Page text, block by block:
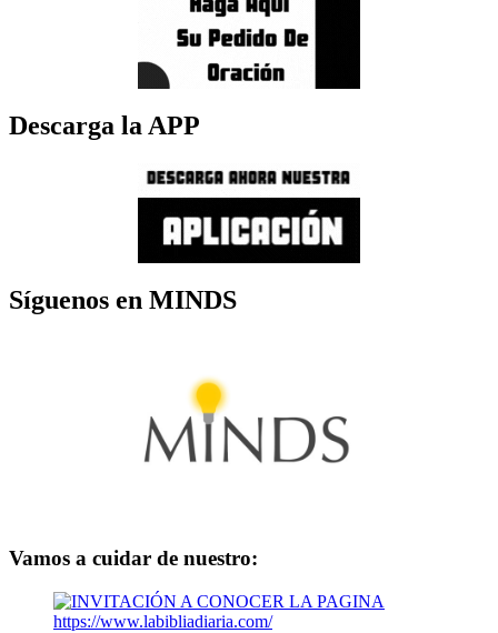
Descarga la APP
Síguenos en MINDS
Vamos a cuidar de nuestro: